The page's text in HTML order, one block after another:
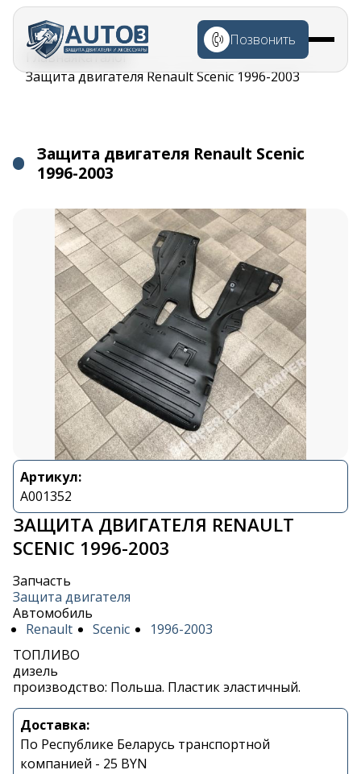
Перейти к
основному
содержанию
Позвонить
Строка
навигации
ГлавнаяКаталог
Защита двигателя Renault Scenic 1996-2003
Защита двигателя Renault Scenic
1996-2003
Артикул:
A001352
ЗАЩИТА ДВИГАТЕЛЯ RENAULT
SCENIC 1996-2003
Запчасть
Защита двигателя
Автомобиль
Renault
Scenic
1996-2003
ТОПЛИВО
дизель
производство: Польша. Пластик эластичный.
Доставка:
По Республике Беларусь транспортной
компанией - 25 BYN
Контакты